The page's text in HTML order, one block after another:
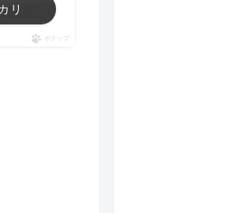
リ
ポチップ